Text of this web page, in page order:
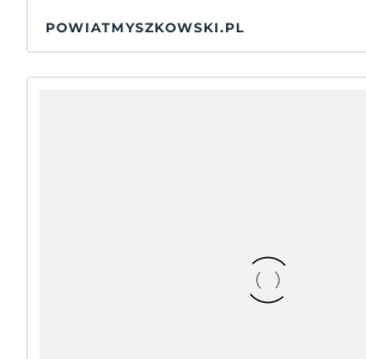
POWIATMYSZKOWSKI.PL